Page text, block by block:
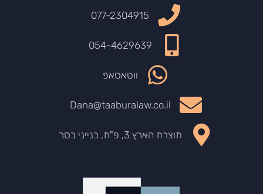
077-2304915
054-4629639
ווטאסאפ
Dana@taaburalaw.co.il
תוצרת הארץ 3, פ"ת, בנייני בסר